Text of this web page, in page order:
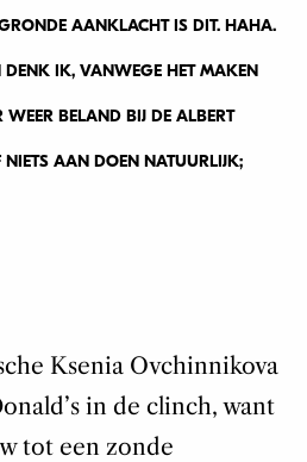
AANKLACHT IS DIT. HAHA.
IK, VANWEGE HET MAKEN
BELAND BIJ DE ALBERT
AAN DOEN NATUURLIJK;
Ksenia Ovchinnikova
in de clinch, want
tot een zonde